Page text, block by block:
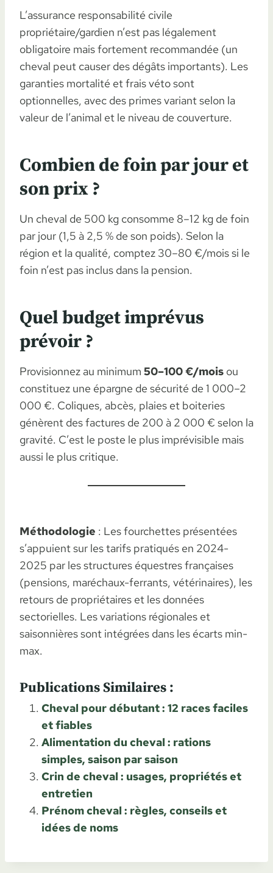
L’assurance responsabilité civile
propriétaire/gardien n’est pas légalement
obligatoire mais fortement recommandée (un
cheval peut causer des dégâts importants). Les
garanties mortalité et frais véto sont
optionnelles, avec des primes variant selon la
valeur de l’animal et le niveau de couverture.
Combien de foin par jour et
son prix ?
Un cheval de 500 kg consomme 8–12 kg de foin
par jour (1,5 à 2,5 % de son poids). Selon la
région et la qualité, comptez 30–80 €/mois si le
foin n’est pas inclus dans la pension.
Quel budget imprévus
prévoir ?
Provisionnez au minimum 50–100 €/mois ou
constituez une épargne de sécurité de 1 000–2
000 €. Coliques, abcès, plaies et boiteries
génèrent des factures de 200 à 2 000 € selon la
gravité. C’est le poste le plus imprévisible mais
aussi le plus critique.
Méthodologie : Les fourchettes présentées
s’appuient sur les tarifs pratiqués en 2024-
2025 par les structures équestres françaises
(pensions, maréchaux-ferrants, vétérinaires), les
retours de propriétaires et les données
sectorielles. Les variations régionales et
saisonnières sont intégrées dans les écarts min-
max.
Publications Similaires :
Cheval pour débutant : 12 races faciles
et fiables
Alimentation du cheval : rations
simples, saison par saison
Crin de cheval : usages, propriétés et
entretien
Prénom cheval : règles, conseils et
idées de noms